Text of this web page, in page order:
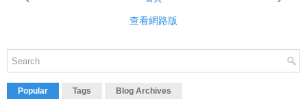
查看網路版
Popular Tags Blog Archives